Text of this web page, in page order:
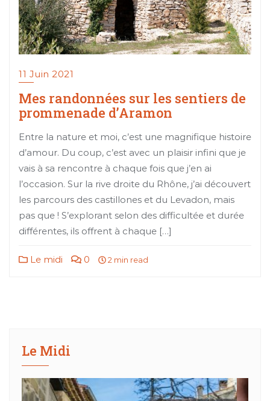
11 Juin 2021
Mes randonnées sur les sentiers de
prommenade d’Aramon
Entre la nature et moi, c’est une magnifique histoire
d’amour. Du coup, c’est avec un plaisir infini que je
vais à sa rencontre à chaque fois que j’en ai
l’occasion. Sur la rive droite du Rhône, j’ai découvert
les parcours des castillones et du Levadon, mais
pas que ! S’explorant selon des difficultée et durée
différentes, ils offrent à chaque […]
Le midi 0 2 min read
Le Midi